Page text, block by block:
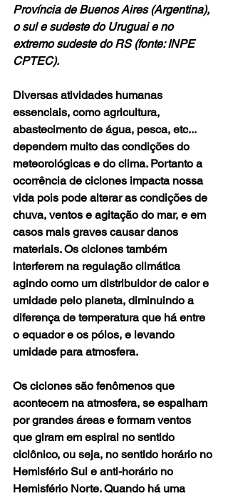
Província de Buenos Aires (Argentina),
o sul e sudeste do Uruguai e no
extremo sudeste do RS (fonte: INPE
CPTEC).
Diversas atividades humanas
essenciais, como agricultura,
abastecimento de água, pesca, etc...
dependem muito das condições do
meteorológicas e do clima. Portanto a
ocorrência de ciclones impacta nossa
vida pois pode alterar as condições de
chuva, ventos e agitação do mar, e em
casos mais graves causar danos
materiais. Os ciclones também
interferem na regulação climática
agindo como um distribuidor de calor e
umidade pelo planeta, diminuindo a
diferença de temperatura que há entre
o equador e os pólos, e levando
umidade para atmosfera.
Os ciclones são fenômenos que
acontecem na atmosfera, se espalham
por grandes áreas e formam ventos
que giram em espiral no sentido
ciclônico, ou seja, no sentido horário no
Hemisfério Sul e anti-horário no
Hemisfério Norte. Quando há uma